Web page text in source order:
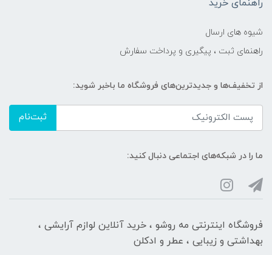
راهنمای خرید
شیوه های ارسال
راهنمای ثبت ، پیگیری و پرداخت سفارش
از تخفیف‌ها و جدیدترین‌های فروشگاه ما باخبر شوید:
ثبت‌نام
ما را در شبکه‌های اجتماعی دنبال کنید:
فروشگاه اینترنتی مه‌ رو‌شو ، خرید آنلاین لوازم آرایشی ،
بهداشتی و زیبایی ، عطر و ادکلن